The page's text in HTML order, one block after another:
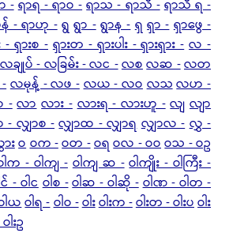
- ရာရ - ရာဝ - ရာသ - ရာသီ - ရာသီ ရ -
- ရာဟု - ရွ ရွာ - ရွာန - ရှ ရှာ - ရှာဖွေ -
- ရှားစ - ရှားတ - ရှားပါး - ရှားရှား - လ -
လချုပ် - လခြမ်း - လင -လစလဆ -လတ
လမုန့် - လဖ -လယ - လဝလသလဟ -
- လာ လား - လားရ - လားဟူ - လျ လျာ
- လျှာစ - လျှာထ - လျှာရ လျှာလ - လွှ -
းဝဝက -ဝတ -ဝရ ဝလ - ဝဝဝသ - ဝဥ
ါက - ဝါကျ - ဝါကျ ဆ - ဝါကျိုး - ဝါကြီး -
- ဝါငဝါစ -ဝါဆ - ဝါဆို -ဝါဏ - ဝါတ -
ါယဝါရ -ဝါဝ -ဝါးဝါးက -ဝါးတ - ဝါးပဝါး
ါးဥ